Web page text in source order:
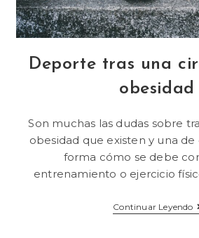
Deporte tras una
obesidad
Son muchas las dudas sobre
obesidad que existen y una de
forma cómo se debe
entrenamiento o ejercicio
Continuar Leyendo